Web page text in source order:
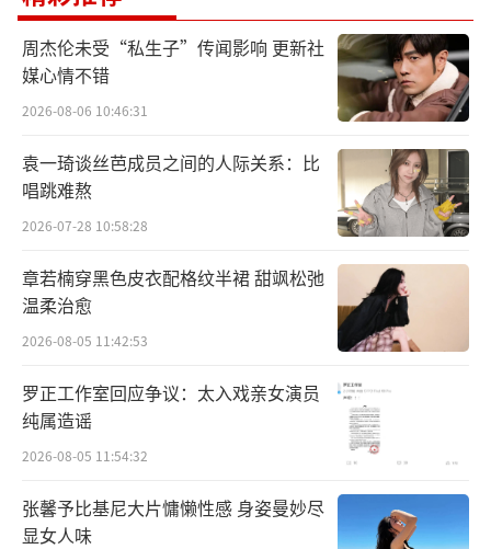
3%；在索福瑞全国网中，平均收视率破1，成
为今年以来省卫收视率最高电视剧，也是今年
目前为止省卫电视剧平均收视率唯一破1的剧
目。综合热度方面，剧集微博主话题“电视剧
小巷人家”阅读量超21亿，抖音主话题“小巷
人家”播放量超155亿，成为今年年代剧抖音主
话题最高播放量。截至目前，该剧斩获微博热
搜2300+条，抖音热搜290+条，全网热搜共计3
200+余条。芒果TV站内，电视剧热播榜TOP1
霸屏25天，豆瓣、云合、猫眼、vlinkage、德
塔文、灯塔等权威榜单也均登TOP1。同时，剧
集自官宣起，微信指数与百度指数均居高不
下，并持续呈现良好的增长趋势，不断征服了
入“巷”的追剧盛况。
周杰伦未受“私生子”传闻影响 更新社
媒心情不错
2026-08-06 10:46:31
袁一琦谈丝芭成员之间的人际关系：比
唱跳难熬
2026-07-28 10:58:28
章若楠穿黑色皮衣配格纹半裙 甜飒松弛
温柔治愈
2026-08-05 11:42:53
罗正工作室回应争议：太入戏亲女演员
纯属造谣
2026-08-05 11:54:32
张馨予比基尼大片慵懒性感 身姿曼妙尽
显女人味